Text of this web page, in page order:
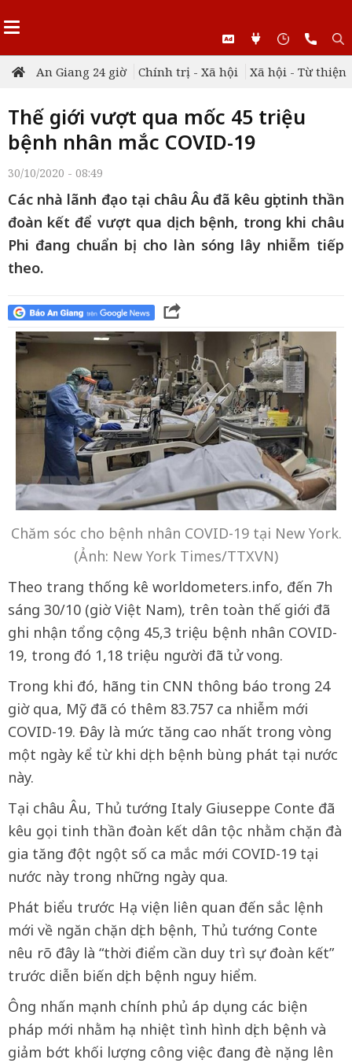
An Giang 24 giờ Chính trị - Xã hội Xã hội - Từ thiện
Thế giới vượt qua mốc 45 triệu
bệnh nhân mắc COVID-19
30/10/2020 - 08:49
Các nhà lãnh đạo tại châu Âu đã kêu gọi tinh thần
đoàn kết để vượt qua dịch bệnh, trong khi châu
Phi đang chuẩn bị cho làn sóng lây nhiễm tiếp
theo.
Chăm sóc cho bệnh nhân COVID-19 tại New York.
(Ảnh: New York Times/TTXVN)
Theo trang thống kê worldometers.info, đến 7h
sáng 30/10 (giờ Việt Nam), trên toàn thế giới đã
ghi nhận tổng cộng 45,3 triệu bệnh nhân COVID-
19, trong đó 1,18 triệu người đã tử vong.
Trong khi đó, hãng tin CNN thông báo trong 24
giờ qua, Mỹ đã có thêm 83.757 ca nhiễm mới
COVID-19. Đây là mức tăng cao nhất trong vòng
một ngày kể từ khi dịch bệnh bùng phát tại nước
này.
Tại châu Âu, Thủ tướng Italy Giuseppe Conte đã
kêu gọi tinh thần đoàn kết dân tộc nhằm chặn đà
gia tăng đột ngột số ca mắc mới COVID-19 tại
nước này trong những ngày qua.
Phát biểu trước Hạ viện liên quan đến sắc lệnh
mới về ngăn chặn dịch bệnh, Thủ tướng Conte
nêu rõ đây là “thời điểm cần duy trì sự đoàn kết”
trước diễn biến dịch bệnh nguy hiểm.
Ông nhấn mạnh chính phủ áp dụng các biện
pháp mới nhằm hạ nhiệt tình hình dịch bệnh và
giảm bớt khối lượng công việc đang đè nặng lên